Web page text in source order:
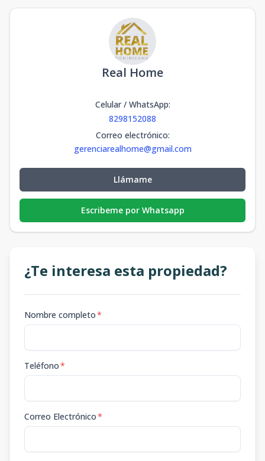
Real Home
Celular / WhatsApp:
8298152088
Correo electrónico:
gerenciarealhome@gmail.com
Llámame
Escribeme por Whatsapp
¿Te interesa esta propiedad?
Nombre completo*
Teléfono*
Correo Electrónico*